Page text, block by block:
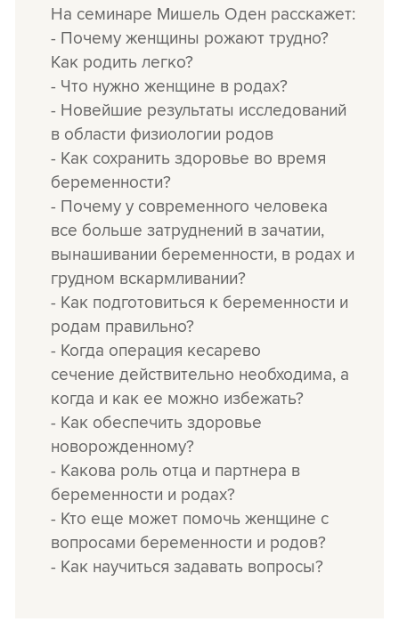
На семинаре Мишель Оден расскажет:
- Почему женщины рожают трудно?
Как родить легко?
- Что нужно женщине в родах?
- Новейшие результаты исследований
в области физиологии родов
- Как сохранить здоровье во время
беременности?
- Почему у современного человека
все больше затруднений в зачатии,
вынашивании беременности, в родах и
грудном вскармливании?
- Как подготовиться к беременности и
родам правильно?
- Когда операция кесарево
сечение действительно необходима, а
когда и как ее можно избежать?
- Как обеспечить здоровье
новорожденному?
- Какова роль отца и партнера в
беременности и родах?
- Кто еще может помочь женщине с
вопросами беременности и родов?
- Как научиться задавать вопросы?